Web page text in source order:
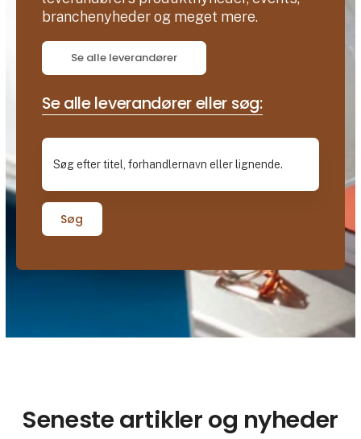
branchenyheder og meget mere.
Se alle leverandører
Se alle leverandører eller søg:
Søg
Seneste artikler og nyheder